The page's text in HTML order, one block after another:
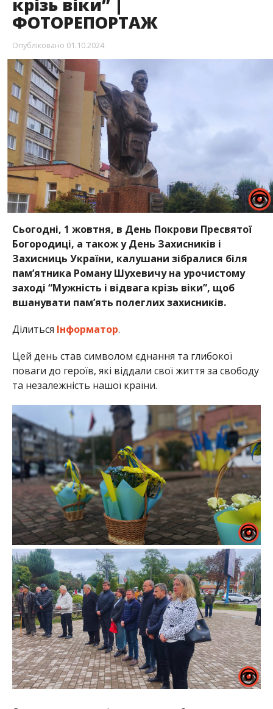
крізь віки” |
ФОТОРЕПОРТАЖ
Опубліковано 01.10.2024
Сьогодні, 1 жовтня, в День Покрови Пресвятої
Богородиці, а також у День Захисників і
Захисниць України, калушани зібралися біля
пам’ятника Роману Шухевичу на урочистому
заході “Мужність і відвага крізь віки”, щоб
вшанувати пам’ять полеглих захисників.
Ділиться Інформатор.
Цей день став символом єднання та глибокої
поваги до героїв, які віддали свої життя за свободу
та незалежність нашої країни.